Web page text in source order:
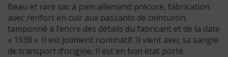
Beau et rare sac à pain allemand précoce, fabrication
avec renfort en cuir aux passants de ceinturon,
tamponné à l’encre des détails du fabricant et de la date
« 1938 ». Il est joliment nominatif. Il vient avec sa sangle
de transport d’origine. Il est en bon état porté.